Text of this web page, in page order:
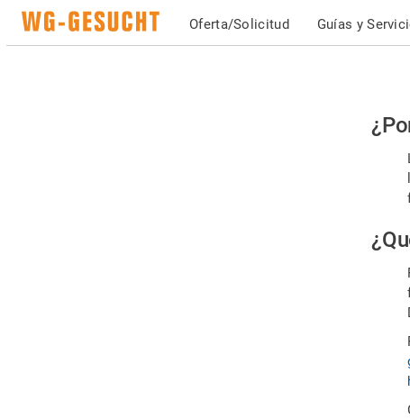
Oferta/Solicitud Guías y
es